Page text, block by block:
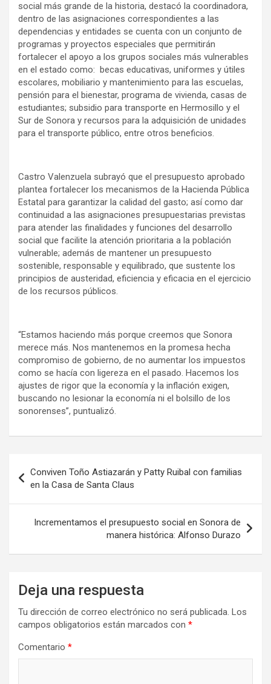
social más grande de la historia, destacó la coordinadora,
dentro de las asignaciones correspondientes a las
dependencias y entidades se cuenta con un conjunto de
programas y proyectos especiales que permitirán
fortalecer el apoyo a los grupos sociales más vulnerables
en el estado como: becas educativas, uniformes y útiles
escolares, mobiliario y mantenimiento para las escuelas,
pensión para el bienestar, programa de vivienda, casas de
estudiantes; subsidio para transporte en Hermosillo y el
Sur de Sonora y recursos para la adquisición de unidades
para el transporte público, entre otros beneficios.
Castro Valenzuela subrayó que el presupuesto aprobado
plantea fortalecer los mecanismos de la Hacienda Pública
Estatal para garantizar la calidad del gasto; así como dar
continuidad a las asignaciones presupuestarias previstas
para atender las finalidades y funciones del desarrollo
social que facilite la atención prioritaria a la población
vulnerable; además de mantener un presupuesto
sostenible, responsable y equilibrado, que sustente los
principios de austeridad, eficiencia y eficacia en el ejercicio
de los recursos públicos.
“Estamos haciendo más porque creemos que Sonora
merece más. Nos mantenemos en la promesa hecha
compromiso de gobierno, de no aumentar los impuestos
como se hacía con ligereza en el pasado. Hacemos los
ajustes de rigor que la economía y la inflación exigen,
buscando no lesionar la economía ni el bolsillo de los
sonorenses”, puntualizó.
de
entradas
Conviven Toño Astiazarán y Patty Ruibal con familias
en la Casa de Santa Claus
Incrementamos el presupuesto social en Sonora de
manera histórica: Alfonso Durazo
Deja una respuesta
Tu dirección de correo electrónico no será publicada. Los
campos obligatorios están marcados con *
Comentario *